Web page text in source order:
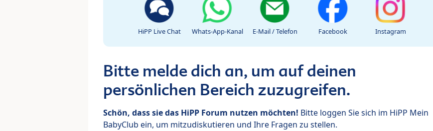
HiPP Live Chat Whats-App-Kanal E-Mail / Telefon Facebook Instagram
Bitte melde dich an, um auf deinen
persönlichen Bereich zuzugreifen.
Schön, dass sie das HiPP Forum nutzen möchten! Bitte loggen Sie sich im HiPP Mein
BabyClub ein, um mitzudiskutieren und Ihre Fragen zu stellen.